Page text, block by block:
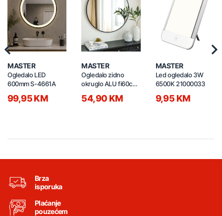
MASTER
Ogledalo LED
600mm S-4661A
99,95 KM
MASTER
Ogledalo zidno
okruglo ALU fi60cm
54,90 KM
MASTER
Led ogledalo 3W
6500K 21000033
9,95 KM
Brza
isporuka
Plaćanje
pouzećem